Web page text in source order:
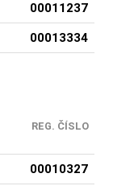
00011237
00013334
REG. ČÍSLO
00010327